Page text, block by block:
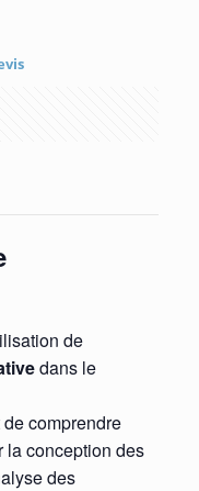
de
dans le
comprendre
conception des
des